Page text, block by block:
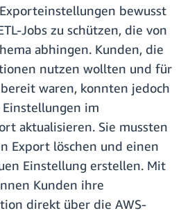
bewusst
Jobs zu schützen, die von
abhingen. Kunden, die
nutzen wollten und für
waren, konnten jedoch
im
aktualisieren. Sie mussten
Export löschen und einen
Einstellung erstellen. Mit
Kunden ihre
direkt über die AWS-